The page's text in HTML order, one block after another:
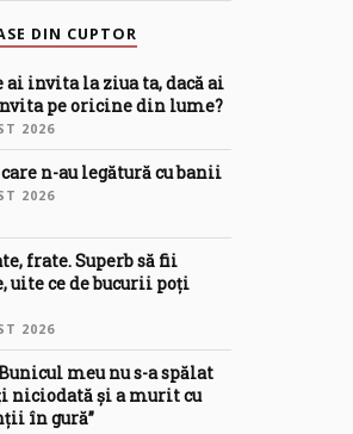
DIN CUPTOR
ai invita la ziua ta, dacă ai
pe oricine din lume?
2026
n-au legătură cu banii
2026
frate. Superb să fii
uite ce de bucurii poți
2026
meu nu s-a spălat
niciodată și a murit cu
în gură”